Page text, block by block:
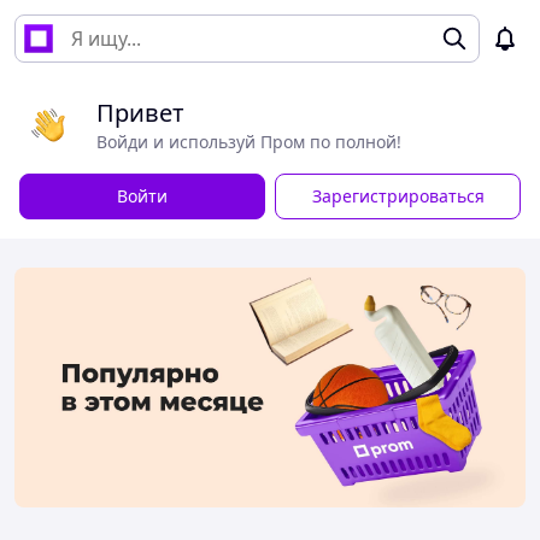
Привет
Войди и используй Пром по полной!
Войти Зарегистрироваться